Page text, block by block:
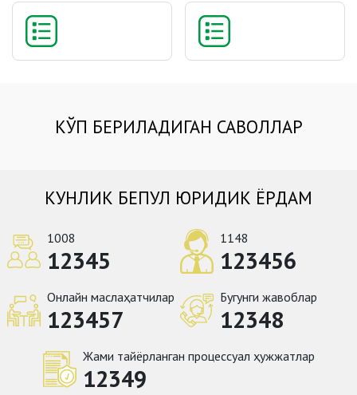
КЎП БЕРИЛАДИГАН САВОЛЛАР
КУНЛИК БЕПУЛ ЮРИДИК ЁРДАМ
1008
12345
1148
123456
Онлайн маслаҳатчилар
123457
Бугунги жавоблар
12348
Жами тайёрланган процессуал ҳужжатлар
12349